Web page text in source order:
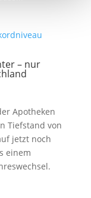
– nur
Apotheken
Tiefstand von
jetzt noch
einem